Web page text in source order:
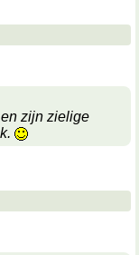
zijn zielige